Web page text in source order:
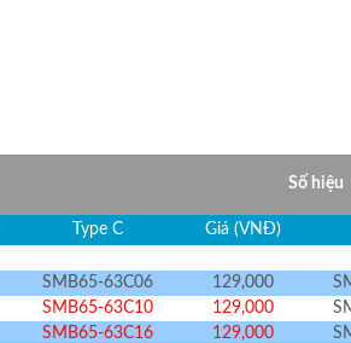
Số hiệu
Type C Giá (VNĐ)
SMB65-63C06 129,000
SMB65-63C10 129,000
SMB65-63C16 129,000